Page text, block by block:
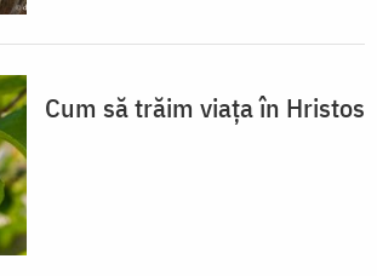
Cum să trăim viața în Hristos